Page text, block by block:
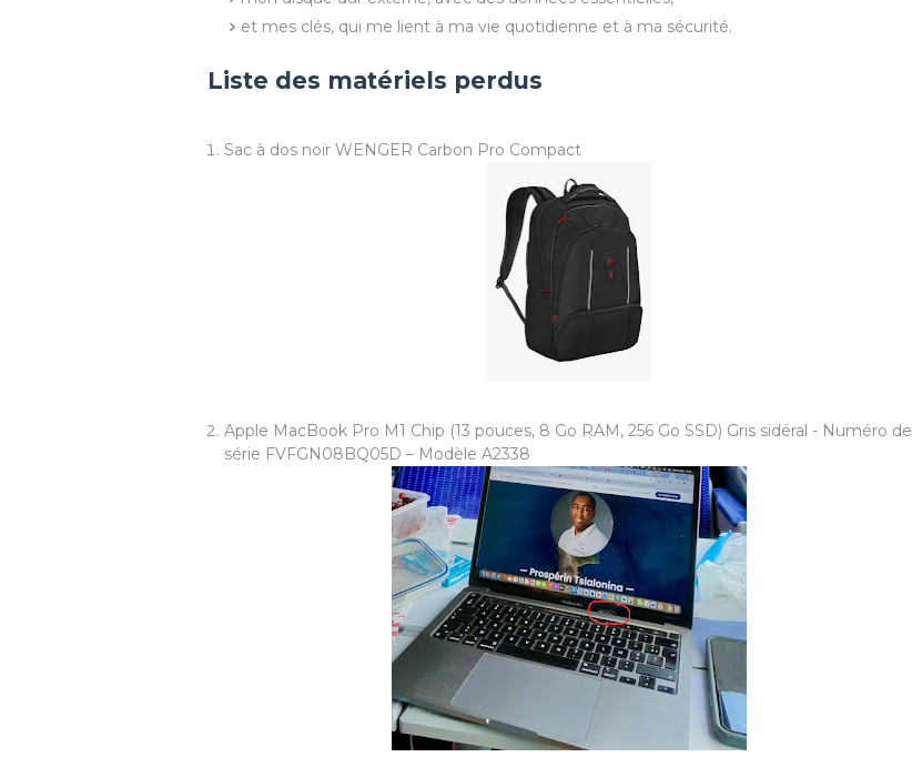
et mes clés, qui me lient à ma vie quotidienne et à ma sécurité.
Liste des matériels perdus
Sac à dos noir WENGER Carbon Pro Compact
Apple MacBook Pro M1 Chip (13 pouces, 8 Go RAM, 256 Go SSD) Gris sidéral - Numéro de
série FVFGN08BQ05D – Modèle A2338